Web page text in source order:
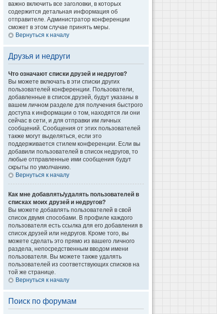
важно включить все заголовки, в которых
содержится детальная информация об
отправителе. Администратор конференции
сможет в этом случае принять меры.
Вернуться к началу
Друзья и недруги
Что означают списки друзей и недругов?
Вы можете включать в эти списки других
пользователей конференции. Пользователи,
добавленные в список друзей, будут указаны в
вашем личном разделе для получения быстрого
доступа к информации о том, находятся ли они
сейчас в сети, и для отправки им личных
сообщений. Сообщения от этих пользователей
также могут выделяться, если это
поддерживается стилем конференции. Если вы
добавили пользователей в список недругов, то
любые отправленные ими сообщения будут
скрыты по умолчанию.
Вернуться к началу
Как мне добавлять/удалять пользователей в
списках моих друзей и недругов?
Вы можете добавлять пользователей в свой
список двумя способами. В профиле каждого
пользователя есть ссылка для его добавления в
список друзей или недругов. Кроме того, вы
можете сделать это прямо из вашего личного
раздела, непосредственным вводом имени
пользователя. Вы можете также удалять
пользователей из соответствующих списков на
той же странице.
Вернуться к началу
Поиск по форумам